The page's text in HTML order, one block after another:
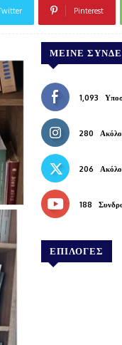
Pinterest
ΜΕΊΝΕ
1,093
280
206
188
ΕΠΙΛΟΓΕΣ